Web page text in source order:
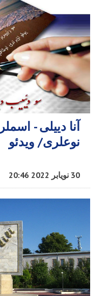
آنا دییلی -
نوعلری/ ویدئو
30 نویابر 2022 20:46